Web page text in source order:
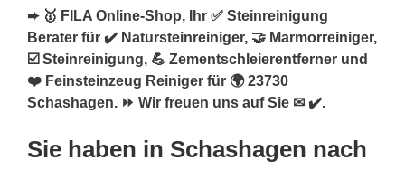
➨ 🥇 FILA Online-Shop, Ihr ✅ Steinreinigung
Berater für ✔️ Natursteinreiniger, 🤝 Marmorreiniger,
☑️ Steinreinigung, 💪 Zementschleierentferner und
❤️ Feinsteinzeug Reiniger für 🌍 23730
Schashagen. ⏩ Wir freuen uns auf Sie ✉ ✔️.
Sie haben in Schashagen nach